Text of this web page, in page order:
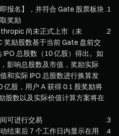
1
.
报名】，并符合 Gate 股票板块
励。
2
.
尚未正式上市（未
奖励股数基于当前 Gate 盘前交
总股数（10 亿股）得出。如
影响总股数及市值，奖励实际
和实际 IPO 总股数进行换算发
亿股，用户 A 获得 0.1 股奖励将
股数以及实际价值计算方案将在
3
.
进行交易。
4
.
结束后 7 个工作日内显示在用